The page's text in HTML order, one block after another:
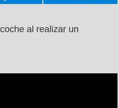
al realizar un